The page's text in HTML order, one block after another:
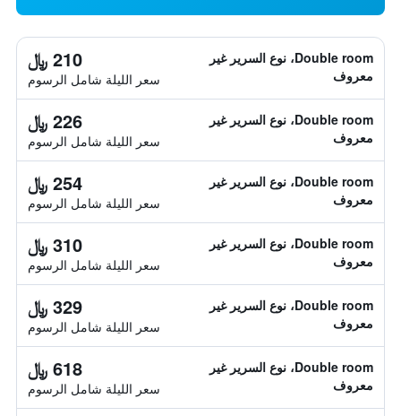
Double room، نوع السرير غير
معروف
210 ﷼
سعر الليلة شامل الرسوم
Double room، نوع السرير غير
معروف
226 ﷼
سعر الليلة شامل الرسوم
Double room، نوع السرير غير
معروف
254 ﷼
سعر الليلة شامل الرسوم
Double room، نوع السرير غير
معروف
310 ﷼
سعر الليلة شامل الرسوم
Double room، نوع السرير غير
معروف
329 ﷼
سعر الليلة شامل الرسوم
Double room، نوع السرير غير
معروف
618 ﷼
سعر الليلة شامل الرسوم